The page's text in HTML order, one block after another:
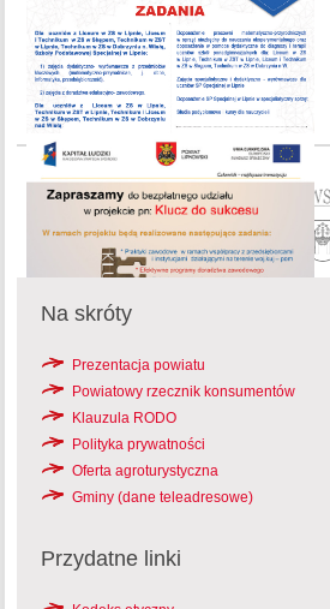
Na skróty
Prezentacja powiatu
Powiatowy rzecznik konsumentów
Klauzula RODO
Polityka prywatności
Oferta agroturystyczna
Gminy (dane teleadresowe)
Przydatne linki